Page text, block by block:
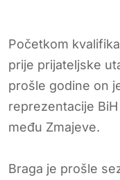
Početkom
prije prijateljske
prošle godine on
reprezentacije
među Zmajeve.
Braga je prošle